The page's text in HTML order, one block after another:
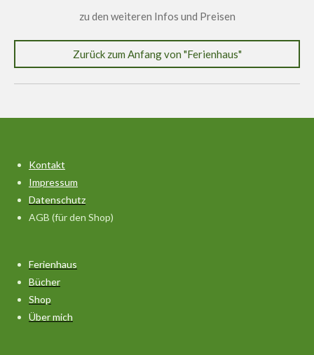
zu den weiteren Infos und Preisen
Zurück zum Anfang von "Ferienhaus"
Kontakt
Impressum
Datenschutz
AGB (für den Shop)
Ferienhaus
Bücher
Shop
Über mich